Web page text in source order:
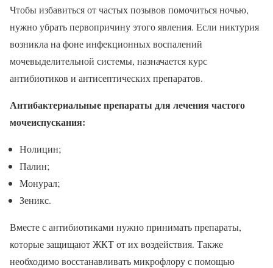
Чтобы избавиться от частых позывов помочиться ночью,
нужно убрать первопричину этого явления. Если никтурия
возникла на фоне инфекционных воспалений
мочевыделительной системы, назначается курс
антибиотиков и антисептических препаратов.
Антибактериальные препараты для лечения частого
мочеиспускания:
Нолицин;
Палин;
Монурал;
Зеникс.
Вместе с антибиотиками нужно принимать препараты,
которые защищают ЖКТ от их воздействия. Также
необходимо восстанавливать микрофлору с помощью